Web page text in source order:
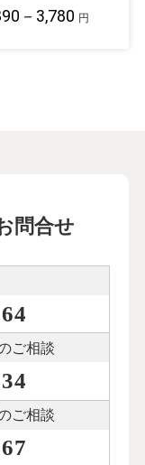
－3,780 円
問合せ
ご相談
ご相談